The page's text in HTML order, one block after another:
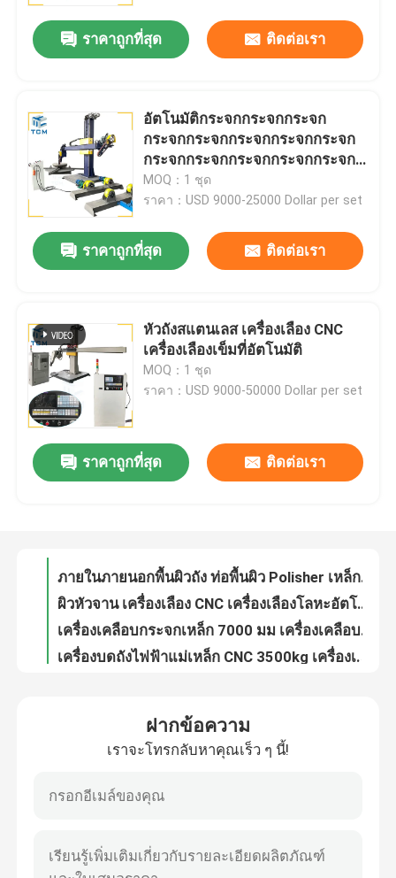
บ้าน
สินค้า
เกี่ยวกับเรา
การควบคุมคุณภาพ
ติดต่อเรา
เครื่องเคลือบถัง
ราคาถูกที่สุด ติดต่อเรา
อัตโนมัติกระจกกระจกกระจก
กระจกกระจกกระจกกระจกกระจก
กระจกกระจกกระจกกระจกกระจก
กระจก
MOQ：1 ชุด
ราคา：USD 9000-25000 Dollar per set
ราคาถูกที่สุด ติดต่อเรา
หัวถังสแตนเลส เครื่องเลือง CNC
เครื่องเลืองเข็มที่อัตโนมัติ
MOQ：1 ชุด
ราคา：USD 9000-50000 Dollar per set
ราคาถูกที่สุด ติดต่อเรา
OEM เครื่องทําปลายจานเหล็ก เครื่องบดเครื่องเลือง 6 - 12m2/H
เครื่องบดถังไฟฟ้าแม่เหล็ก CNC 3500kg เครื่องเลืองอัตโนมัติ
ฝากข้อความ
เราจะโทรกลับหาคุณเร็ว ๆ นี้!